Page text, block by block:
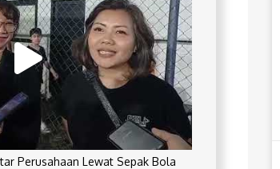
Perusahaan Lewat Sepak Bola